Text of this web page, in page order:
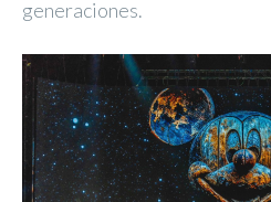
generaciones.